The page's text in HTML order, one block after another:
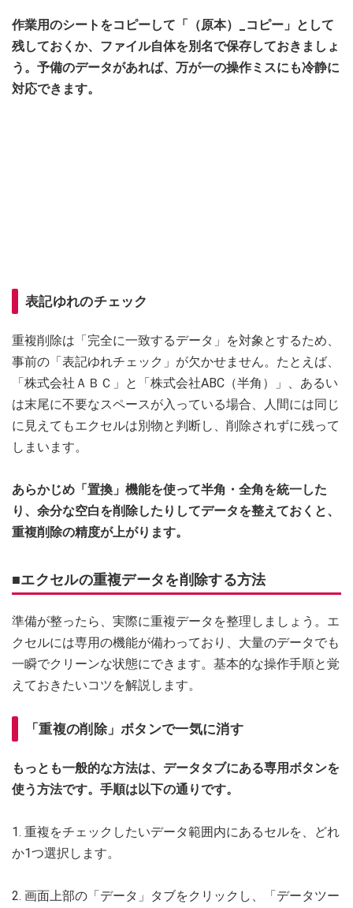
作業用のシートをコピーして「（原本）_コピー」として
残しておくか、ファイル自体を別名で保存しておきましょ
う。予備のデータがあれば、万が一の操作ミスにも冷静に
対応できます。
表記ゆれのチェック
重複削除は「完全に一致するデータ」を対象とするため、
事前の「表記ゆれチェック」が欠かせません。たとえば、
「株式会社ＡＢＣ」と「株式会社ABC（半角）」、あるい
は末尾に不要なスペースが入っている場合、人間には同じ
に見えてもエクセルは別物と判断し、削除されずに残って
しまいます。
あらかじめ「置換」機能を使って半角・全角を統一した
り、余分な空白を削除したりしてデータを整えておくと、
重複削除の精度が上がります。
■エクセルの重複データを削除する方法
準備が整ったら、実際に重複データを整理しましょう。エ
クセルには専用の機能が備わっており、大量のデータでも
一瞬でクリーンな状態にできます。基本的な操作手順と覚
えておきたいコツを解説します。
「重複の削除」ボタンで一気に消す
もっとも一般的な方法は、データタブにある専用ボタンを
使う方法です。手順は以下の通りです。
1. 重複をチェックしたいデータ範囲内にあるセルを、どれ
か1つ選択します。
2. 画面上部の「データ」タブをクリックし、「データツー